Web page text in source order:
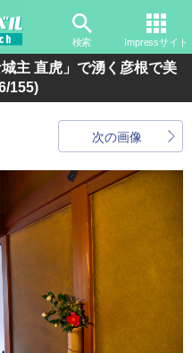
検索 Impressサイト
主 直虎」で湧く彦根で美
155)
次の画像